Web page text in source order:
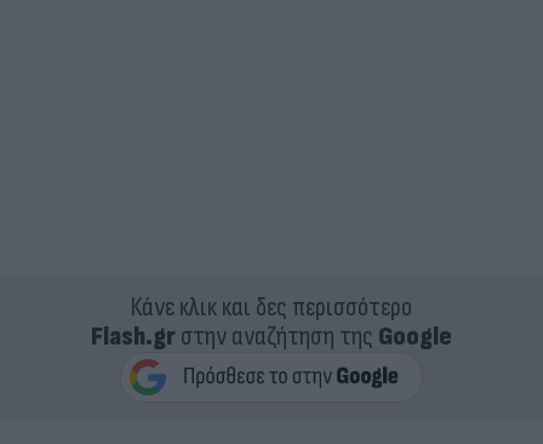
Κάνε κλικ και δες περισσότερο
Flash.grστην αναζήτηση της Google